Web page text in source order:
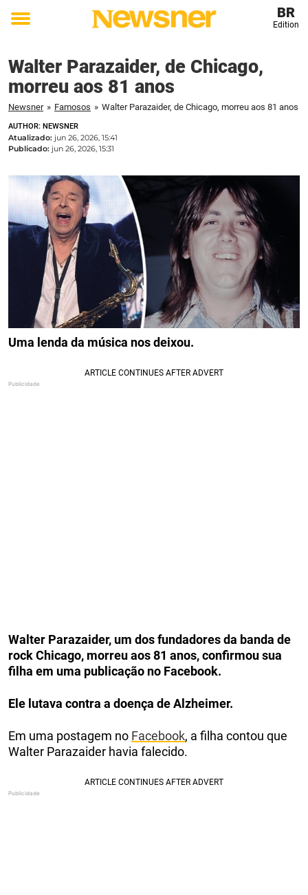
Toggle
BR
Edition
Walter Parazaider, de Chicago,
morreu aos 81 anos
Newsner » Famosos » Walter Parazaider, de Chicago, morreu aos 81 anos
AUTHOR: NEWSNER
Atualizado: jun 26, 2026, 15:41
Publicado: jun 26, 2026, 15:31
Uma lenda da música nos deixou.
Walter Parazaider, um dos fundadores da banda de
rock Chicago, morreu aos 81 anos, confirmou sua
filha em uma publicação no Facebook.
Ele lutava contra a doença de Alzheimer.
Em uma postagem no Facebook, a filha contou que
Walter Parazaider havia falecido.